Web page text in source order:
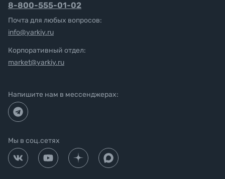
8-800-555-01-02
Почта для любых вопросов:
info@yarkiy.ru
Корпоративный отдел:
market@yarkiy.ru
Напишите нам в мессенджерах:
Мы в соц.сетях